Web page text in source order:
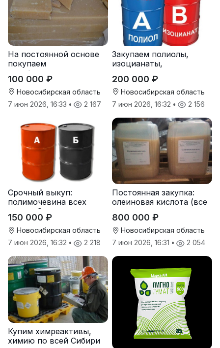
На постоянной основе
покупаем
парафиносодержащие
продукты
100 000 ₽
Новосибирская область
7 июн 2026, 16:33 • 2 167
Закупаем полиолы,
изоцианаты,
пенополиуретана (ППУ)
200 000 ₽
Новосибирская область
7 июн 2026, 16:32 • 2 156
Срочный выкуп:
полимочевина всех
типов, Эластоплан,
Экстраплан
150 000 ₽
Новосибирская область
7 июн 2026, 16:32 • 2 218
Постоянная закупка:
олеиновая кислота (все
просрочка)
800 000 ₽
Новосибирская область
7 июн 2026, 16:31 • 2 054
Купим химреактивы,
химию по всей Сибири